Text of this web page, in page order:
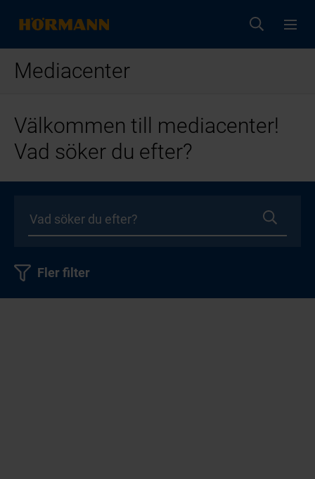
Mediacenter
Välkommen till mediacenter!
Vad söker du efter?
Fler filter